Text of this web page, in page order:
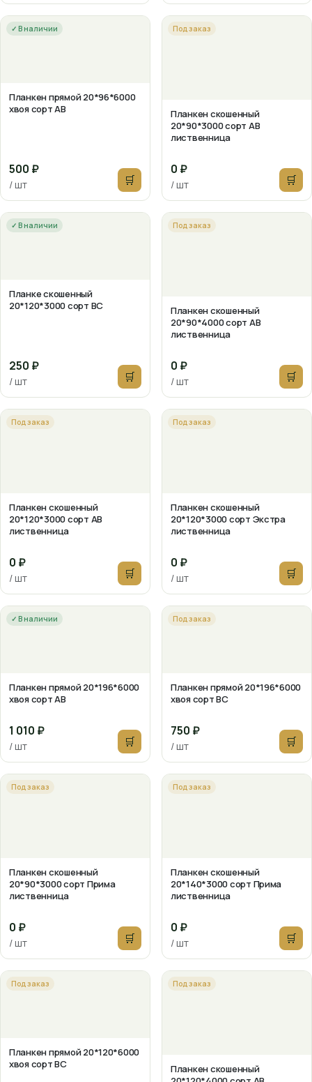
✓ В наличии
Планкен прямой 20*96*6000
хвоя сорт АВ
500 ₽
/ шт 🛒
Под заказ
Планкен скошенный
20*90*3000 сорт АВ
лиственница
0 ₽
/ шт 🛒
✓ В наличии
Планке скошенный
20*120*3000 сорт ВС
250 ₽
/ шт 🛒
Под заказ
Планкен скошенный
20*90*4000 сорт АВ
лиственница
0 ₽
/ шт 🛒
Под заказ
Планкен скошенный
20*120*3000 сорт АВ
лиственница
0 ₽
/ шт 🛒
Под заказ
Планкен скошенный
20*120*3000 сорт Экстра
лиственница
0 ₽
/ шт 🛒
✓ В наличии
Планкен прямой 20*196*6000
хвоя сорт АВ
1 010 ₽
/ шт 🛒
Под заказ
Планкен прямой 20*196*6000
хвоя сорт ВС
750 ₽
/ шт 🛒
Под заказ
Планкен скошенный
20*90*3000 сорт Прима
лиственница
0 ₽
/ шт 🛒
Под заказ
Планкен скошенный
20*140*3000 сорт Прима
лиственница
0 ₽
/ шт 🛒
Под заказ
Планкен прямой 20*120*6000
хвоя сорт ВС
Под заказ
Планкен скошенный